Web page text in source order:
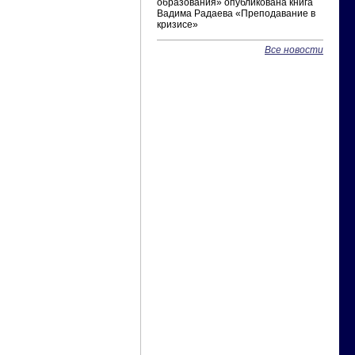
образования» опубликована книга
Вадима Радаева «Преподавание в
кризисе»
Все новости